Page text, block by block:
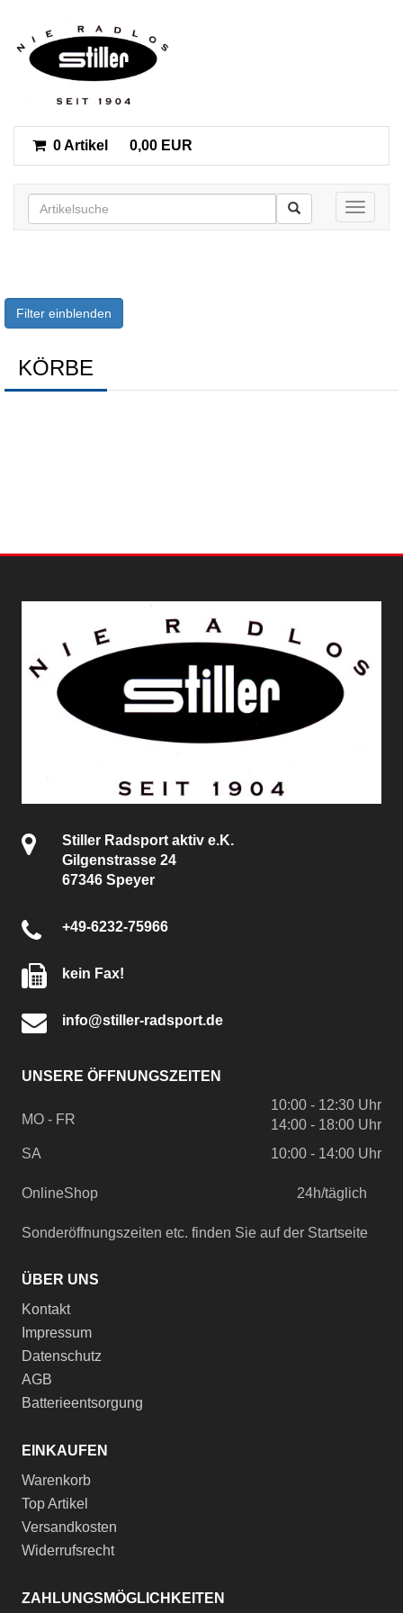
0 Artikel 0,00 EUR
Toggle
Filter einblenden
KÖRBE
Stiller Radsport aktiv e.K.
Gilgenstrasse 24
67346 Speyer
+49-6232-75966
kein Fax!
info@stiller-radsport.de
UNSERE ÖFFNUNGSZEITEN
MO - FR
10:00 - 12:30 Uhr
14:00 - 18:00 Uhr
SA
10:00 - 14:00 Uhr
OnlineShop 24h/täglich
Sonderöffnungszeiten etc. finden Sie auf der Startseite
ÜBER UNS
Kontakt
Impressum
Datenschutz
AGB
Batterieentsorgung
EINKAUFEN
Warenkorb
Top Artikel
Versandkosten
Widerrufsrecht
ZAHLUNGSMÖGLICHKEITEN